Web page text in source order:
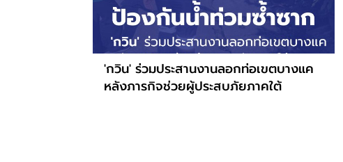
'กวิน' ร่วมประสานงานลอกท่อเขตบางแค
หลังภารกิจช่วยผู้ประสบภัยภาคใต้